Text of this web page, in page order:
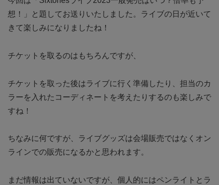
想！」と題してお送りいたしました。ライブの日が近いて
きて楽しみになりましたね！
チケットを取るのはもちろんですが、
チケットを取った後はライブに行く準備したり、担当のカ
ラーを入れたコーディネートを考えたりするのも楽しみで
すね！
ちなみに何ですが、ライブグッズは会場販売ではなくオン
ラインでの販売になるかと思われます。
まだ情報は出ていないですが、個人的にはペンライトとラ